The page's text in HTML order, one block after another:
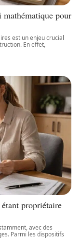
pour
est un enjeu crucial
En effet,
propriétaire
avec des
Parmi les dispositifs